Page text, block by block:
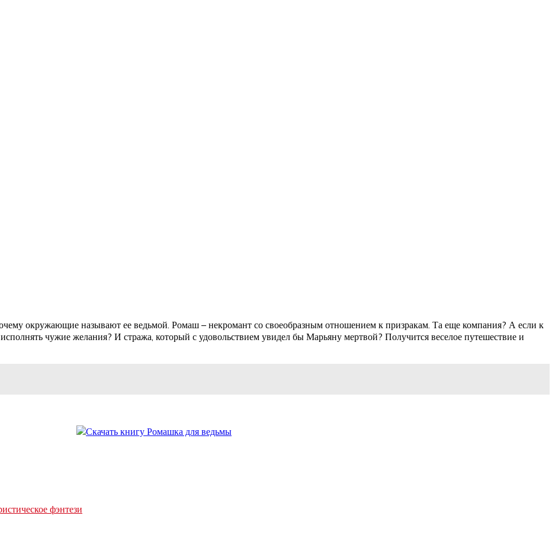
окружающие называют ее ведьмой. Ромаш – некромант со своеобразным отношением к призракам. Та еще компания? А если к
чужие желания? И стража, который с удовольствием увидел бы Марьяну мертвой? Получится веселое путешествие и
фэнтези